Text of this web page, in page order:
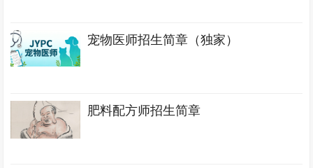
宠物医师招生简章（独家）
肥料配方师招生简章